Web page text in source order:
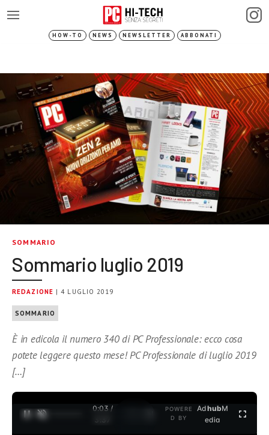
HOW-TO NEWS NEWSLETTER ABBONATI
SOMMARIO
Sommario luglio 2019
REDAZIONE | 4 LUGLIO 2019
SOMMARIO
È in edicola il numero 340 di PC Professionale: ecco cosa
potete leggere questo mese! PC Professionale di luglio 2019
[…]
0:04 /
3:37
POWERE
D BY
AdhubM
edia